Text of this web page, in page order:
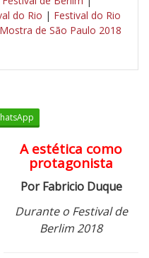
do Rio | Festival do Rio
Mostra de São Paulo 2018
A estética como
protagonista
Por Fabricio Duque
Durante o Festival de
Berlim 2018